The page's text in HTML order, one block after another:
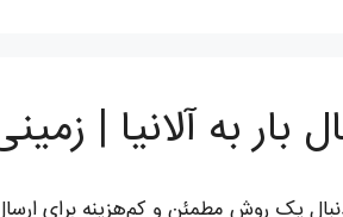
بار به آلانیا |
یک روش مطمئن و کم‌هزینه برای